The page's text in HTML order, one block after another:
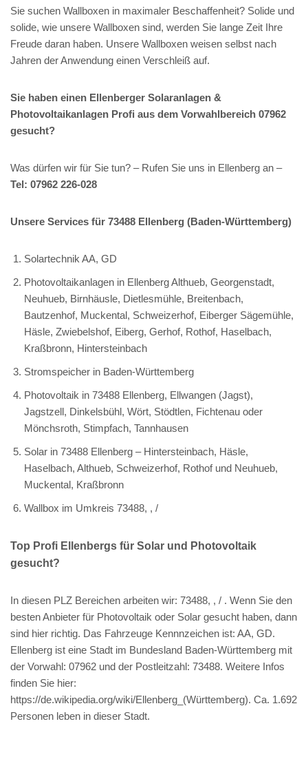
Sie suchen Wallboxen in maximaler Beschaffenheit? Solide und
solide, wie unsere Wallboxen sind, werden Sie lange Zeit Ihre
Freude daran haben. Unsere Wallboxen weisen selbst nach
Jahren der Anwendung einen Verschleiß auf.
Sie haben einen Ellenberger Solaranlagen &
Photovoltaikanlagen Profi aus dem Vorwahlbereich 07962
gesucht?
Was dürfen wir für Sie tun? – Rufen Sie uns in Ellenberg an –
Tel: 07962 226-028
Unsere Services für 73488 Ellenberg (Baden-Württemberg)
Solartechnik AA, GD
Photovoltaikanlagen in Ellenberg Althueb, Georgenstadt,
Neuhueb, Birnhäusle, Dietlesmühle, Breitenbach,
Bautzenhof, Muckental, Schweizerhof, Eiberger Sägemühle,
Häsle, Zwiebelshof, Eiberg, Gerhof, Rothof, Haselbach,
Kraßbronn, Hintersteinbach
Stromspeicher in Baden-Württemberg
Photovoltaik in 73488 Ellenberg, Ellwangen (Jagst),
Jagstzell, Dinkelsbühl, Wört, Stödtlen, Fichtenau oder
Mönchsroth, Stimpfach, Tannhausen
Solar in 73488 Ellenberg – Hintersteinbach, Häsle,
Haselbach, Althueb, Schweizerhof, Rothof und Neuhueb,
Muckental, Kraßbronn
Wallbox im Umkreis 73488, , /
Top Profi Ellenbergs für Solar und Photovoltaik
gesucht?
In diesen PLZ Bereichen arbeiten wir: 73488, , / . Wenn Sie den
besten Anbieter für Photovoltaik oder Solar gesucht haben, dann
sind hier richtig. Das Fahrzeuge Kennnzeichen ist: AA, GD.
Ellenberg ist eine Stadt im Bundesland Baden-Württemberg mit
der Vorwahl: 07962 und der Postleitzahl: 73488. Weitere Infos
finden Sie hier:
https://de.wikipedia.org/wiki/Ellenberg_(Württemberg). Ca. 1.692
Personen leben in dieser Stadt.